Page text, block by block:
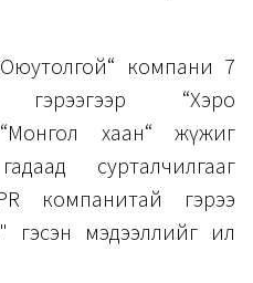
компани 7
гэрээгээр “Хэро
хаан“ жүжиг
сурталчилгааг
компанитай гэрээ
гэсэн мэдээллийг ил